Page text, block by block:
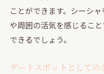
ことができます。シーシ
や周囲の活気を感じるこ
できるでしょう。
デートスポットとしての